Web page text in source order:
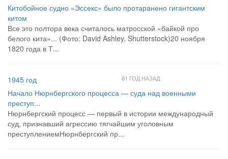
Китобойное судно «Эссекс» было протаранено гигантским
китом
Все это полтора века считалось матросской «байкой про
белого кита»... (Фото: David Ashley, Shutterstock)20 ноября
1820 года в Т...
1945 год 81 ГОД НАЗАД
Начало Нюрнбергского процесса — суда над военными
преступ...
Нюрнбергский процесс — первый в истории международный
суд, признавший агрессию тягчайшим уголовным
преступлениемНюрнбергский пр...